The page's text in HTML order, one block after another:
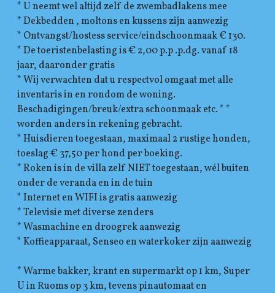
* U neemt wel altijd zelf de zwembadlakens mee
* Dekbedden , moltons en kussens zijn aanwezig
* Ontvangst/hostess service/eindschoonmaak € 130.
* De toeristenbelasting is € 2,00 p.p .p.dg. vanaf 18
jaar, daaronder gratis
* Wij verwachten dat u respectvol omgaat met alle
inventaris in en rondom de woning.
Beschadigingen/breuk/extra schoonmaak etc. * *
worden anders in rekening gebracht.
* Huisdieren toegestaan, maximaal 2 rustige honden,
toeslag € 37,50 per hond per boeking.
* Roken is in de villa zelf NIET toegestaan, wél buiten
onder de veranda en in de tuin
* Internet en WIFI is gratis aanwezig
* Televisie met diverse zenders
* Wasmachine en droogrek aanwezig
* Koffieapparaat, Senseo en waterkoker zijn aanwezig
* Warme bakker, krant en supermarkt op 1 km, Super
U in Ruoms op 3 km, tevens pinautomaat en